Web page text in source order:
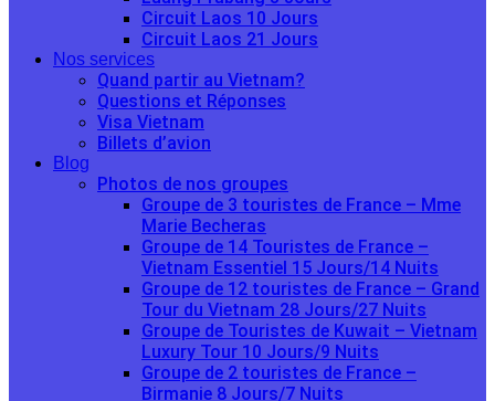
Circuit Laos 10 Jours
Circuit Laos 21 Jours
Nos services
Quand partir au Vietnam?
Questions et Réponses
Visa Vietnam
Billets d’avion
Blog
Photos de nos groupes
Groupe de 3 touristes de France – Mme
Marie Becheras
Groupe de 14 Touristes de France –
Vietnam Essentiel 15 Jours/14 Nuits
Groupe de 12 touristes de France – Grand
Tour du Vietnam 28 Jours/27 Nuits
Groupe de Touristes de Kuwait – Vietnam
Luxury Tour 10 Jours/9 Nuits
Groupe de 2 touristes de France –
Birmanie 8 Jours/7 Nuits